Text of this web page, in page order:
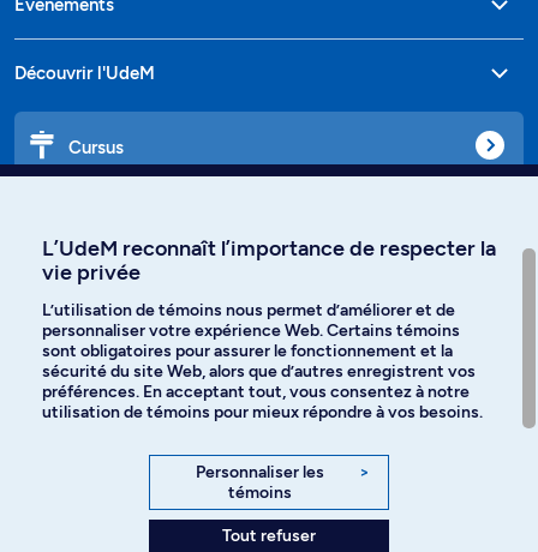
Événements
Découvrir l'UdeM
Cursus
Langues
Facebook Instagram
YouTube
L’UdeM reconnaît l’importance de respecter la
vie privée
L’utilisation de témoins nous permet d’améliorer et de
personnaliser votre expérience Web. Certains témoins
sont obligatoires pour assurer le fonctionnement et la
sécurité du site Web, alors que d’autres enregistrent vos
préférences. En acceptant tout, vous consentez à notre
utilisation de témoins pour mieux répondre à vos besoins.
Personnaliser les
témoins
>
Tout refuser